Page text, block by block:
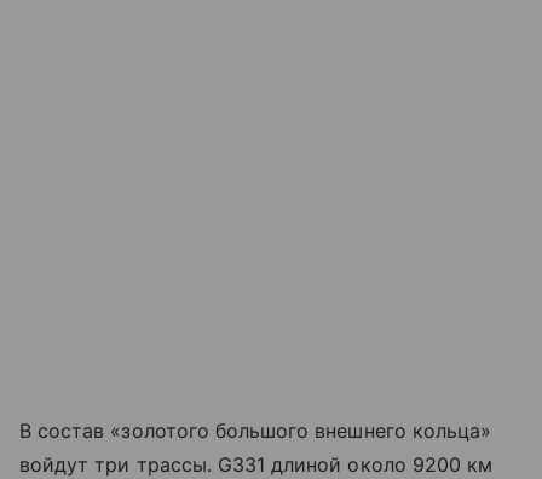
В состав «золотого большого внешнего кольца»
войдут три трассы. G331 длиной около 9200 км